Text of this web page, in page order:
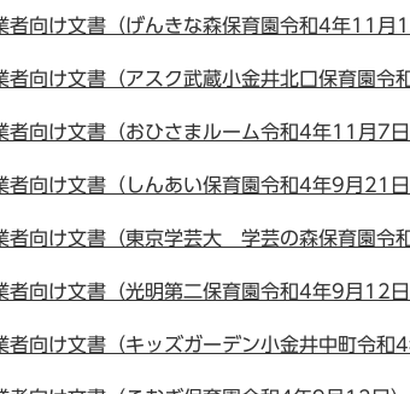
者向け文書（げんきな森保育園令和4年11月
者向け文書（アスク武蔵小金井北口保育園
者向け文書（おひさまルーム令和4年11月7
者向け文書（しんあい保育園令和4年9月21
者向け文書（東京学芸大 学芸の森保育園令
者向け文書（光明第二保育園令和4年9月12
者向け文書（キッズガーデン小金井中町令和